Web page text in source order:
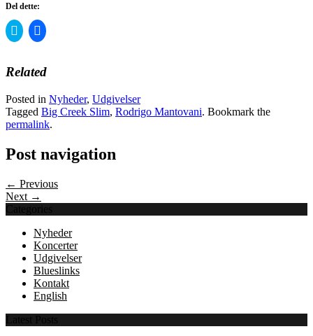
Del dette:
Click
to
Twitter
(Opens
new
window)
Click
to
Facebook
(Opens
new
window)
Related
Posted in Nyheder, Udgivelser
Tagged Big Creek Slim, Rodrigo Mantovani. Bookmark the
permalink.
Post navigation
← Previous
Next →
Categories
Nyheder
Koncerter
Udgivelser
Blueslinks
Kontakt
English
Latest Posts